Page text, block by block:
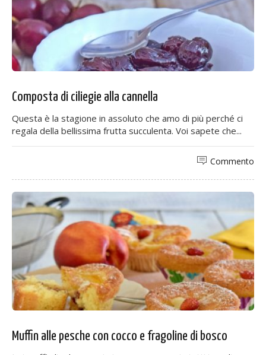
Composta di ciliegie alla cannella
Questa è la stagione in assoluto che amo di più perché ci
regala della bellissima frutta succulenta. Voi sapete che...
Commento
Muffin alle pesche con cocco e fragoline di bosco